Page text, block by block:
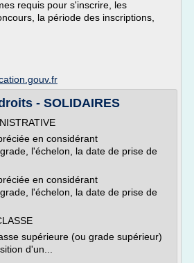
requis pour s'inscrire, les
la période des inscriptions,
- SOLIDAIRES
en considérant
l'échelon, la date de prise de
en considérant
l'échelon, la date de prise de
supérieure (ou grade supérieur)
d'un...